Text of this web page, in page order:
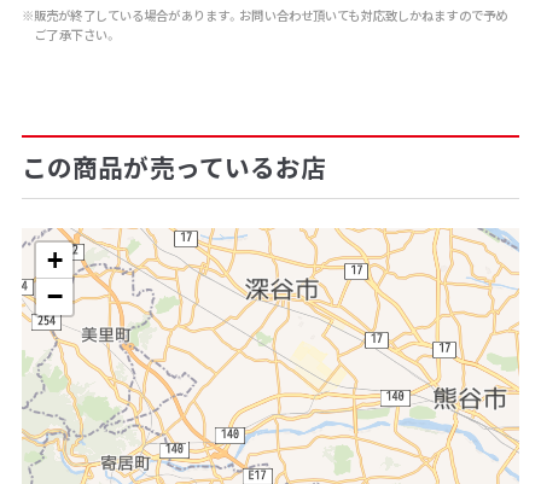
※販売が終了している場合があります。お問い合わせ頂いても対応致しかねますので予め
ご了承下さい。
この商品が売っているお店
+
−